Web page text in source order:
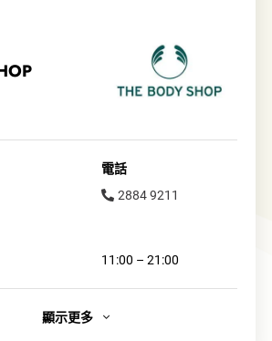
電話
2884 9211
11:00 – 21:00
顯示更多